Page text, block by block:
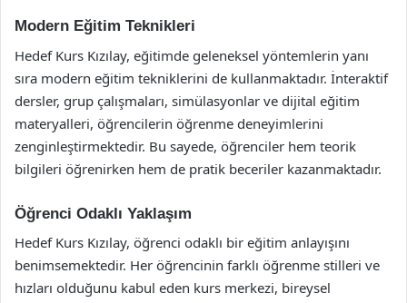
Modern Eğitim Teknikleri
Hedef Kurs Kızılay, eğitimde geleneksel yöntemlerin yanı
sıra modern eğitim tekniklerini de kullanmaktadır. İnteraktif
dersler, grup çalışmaları, simülasyonlar ve dijital eğitim
materyalleri, öğrencilerin öğrenme deneyimlerini
zenginleştirmektedir. Bu sayede, öğrenciler hem teorik
bilgileri öğrenirken hem de pratik beceriler kazanmaktadır.
Öğrenci Odaklı Yaklaşım
Hedef Kurs Kızılay, öğrenci odaklı bir eğitim anlayışını
benimsemektedir. Her öğrencinin farklı öğrenme stilleri ve
hızları olduğunu kabul eden kurs merkezi, bireysel